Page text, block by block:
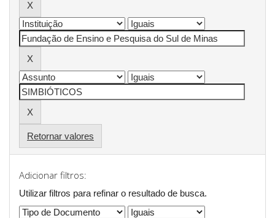
Retornar valores
Adicionar filtros:
Utilizar filtros para refinar o resultado de busca.